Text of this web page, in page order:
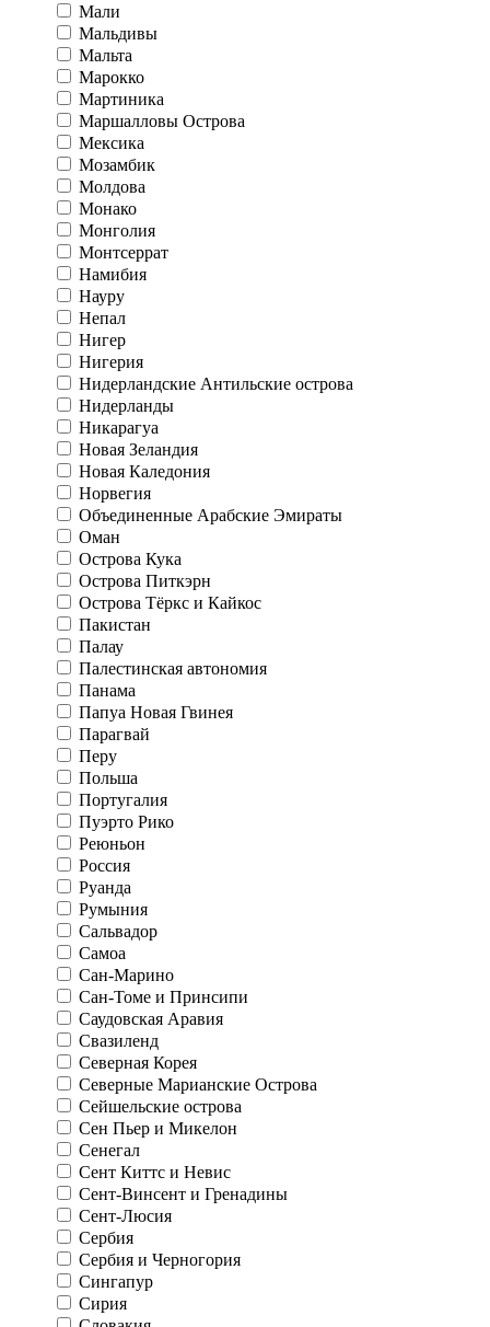
Мали
Мальдивы
Мальта
Марокко
Мартиника
Маршалловы Острова
Мексика
Мозамбик
Молдова
Монако
Монголия
Монтсеррат
Намибия
Науру
Непал
Нигер
Нигерия
Нидерландские Антильские острова
Нидерланды
Никарагуа
Новая Зеландия
Новая Каледония
Норвегия
Объединенные Арабские Эмираты
Оман
Острова Кука
Острова Питкэрн
Острова Тёркс и Кайкос
Пакистан
Палау
Палестинская автономия
Панама
Папуа Новая Гвинея
Парагвай
Перу
Польша
Португалия
Пуэрто Рико
Реюньон
Россия
Руанда
Румыния
Сальвадор
Самоа
Сан-Марино
Сан-Томе и Принсипи
Саудовская Аравия
Свазиленд
Северная Корея
Северные Марианские Острова
Сейшельские острова
Сен Пьер и Микелон
Сенегал
Сент Киттс и Невис
Сент-Винсент и Гренадины
Сент-Люсия
Сербия
Сербия и Черногория
Сингапур
Сирия